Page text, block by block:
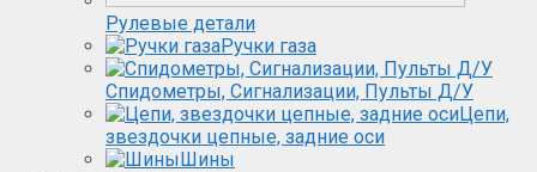
Рулевые детали
Ручки газа
Спидометры, Сигнализации, Пульты Д/У
Цепи,
звездочки цепные, задние оси
Шины